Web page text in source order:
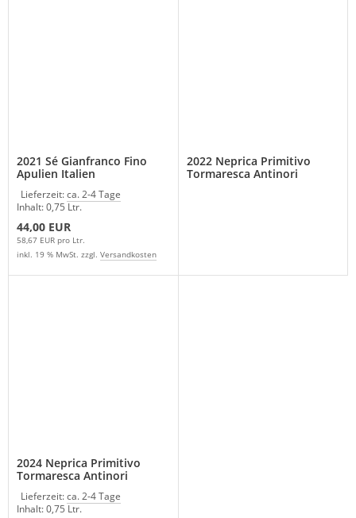
2021 Sé Gianfranco Fino
Apulien Italien
Lieferzeit:ca. 2-4 Tage
Inhalt: 0,75 Ltr.
44,00 EUR
58,67 EUR pro Ltr.
inkl. 19 % MwSt. zzgl. Versandkosten
2022 Neprica Primitivo
Tormaresca Antinori
2024 Neprica Primitivo
Tormaresca Antinori
Lieferzeit:ca. 2-4 Tage
Inhalt: 0,75 Ltr.